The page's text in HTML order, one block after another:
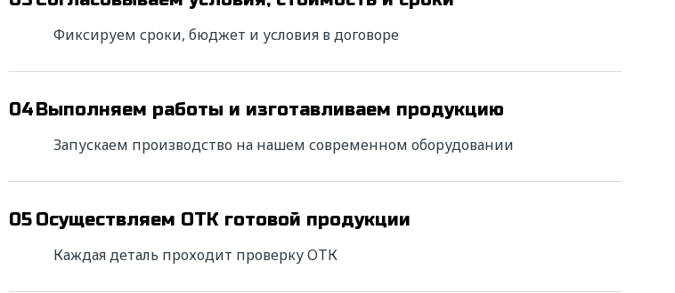
Фиксируем сроки, бюджет и условия в договоре
04Выполняем работы и изготавливаем продукцию
Запускаем производство на нашем современном оборудовании
05 Осуществляем ОТК готовой продукции
Каждая деталь проходит проверку ОТК